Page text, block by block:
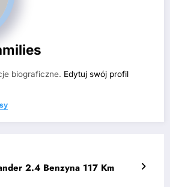
biograficzne. Edytuj swój profil
2.4 Benzyna 117 Km